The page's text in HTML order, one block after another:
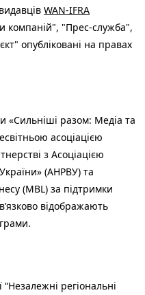
WAN-IFRA
компаній", "Прес-служба",
опубліковані на правах
«Сильніші разом: Медіа та
асоціацією
з Асоціацією
(АНРВУ) та
(MBL) за підтримки
відображають
регіональні